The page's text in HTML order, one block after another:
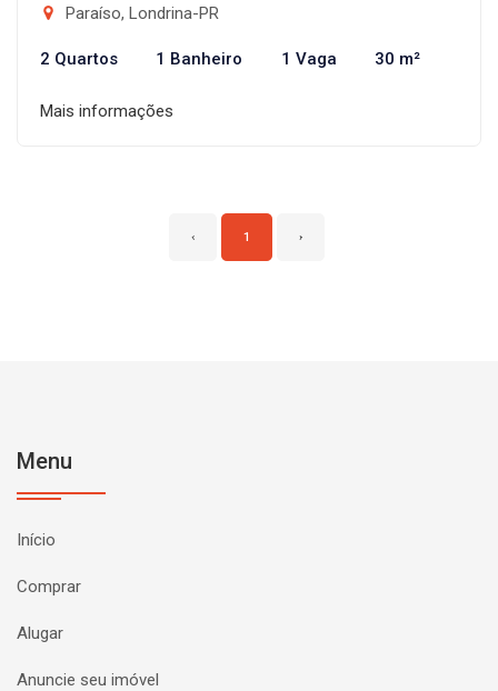
Paraíso, Londrina-PR
2 Quartos 1 Banheiro 1 Vaga 30 m²
Mais informações
‹ 1 ›
Menu
Início
Comprar
Alugar
Anuncie seu imóvel